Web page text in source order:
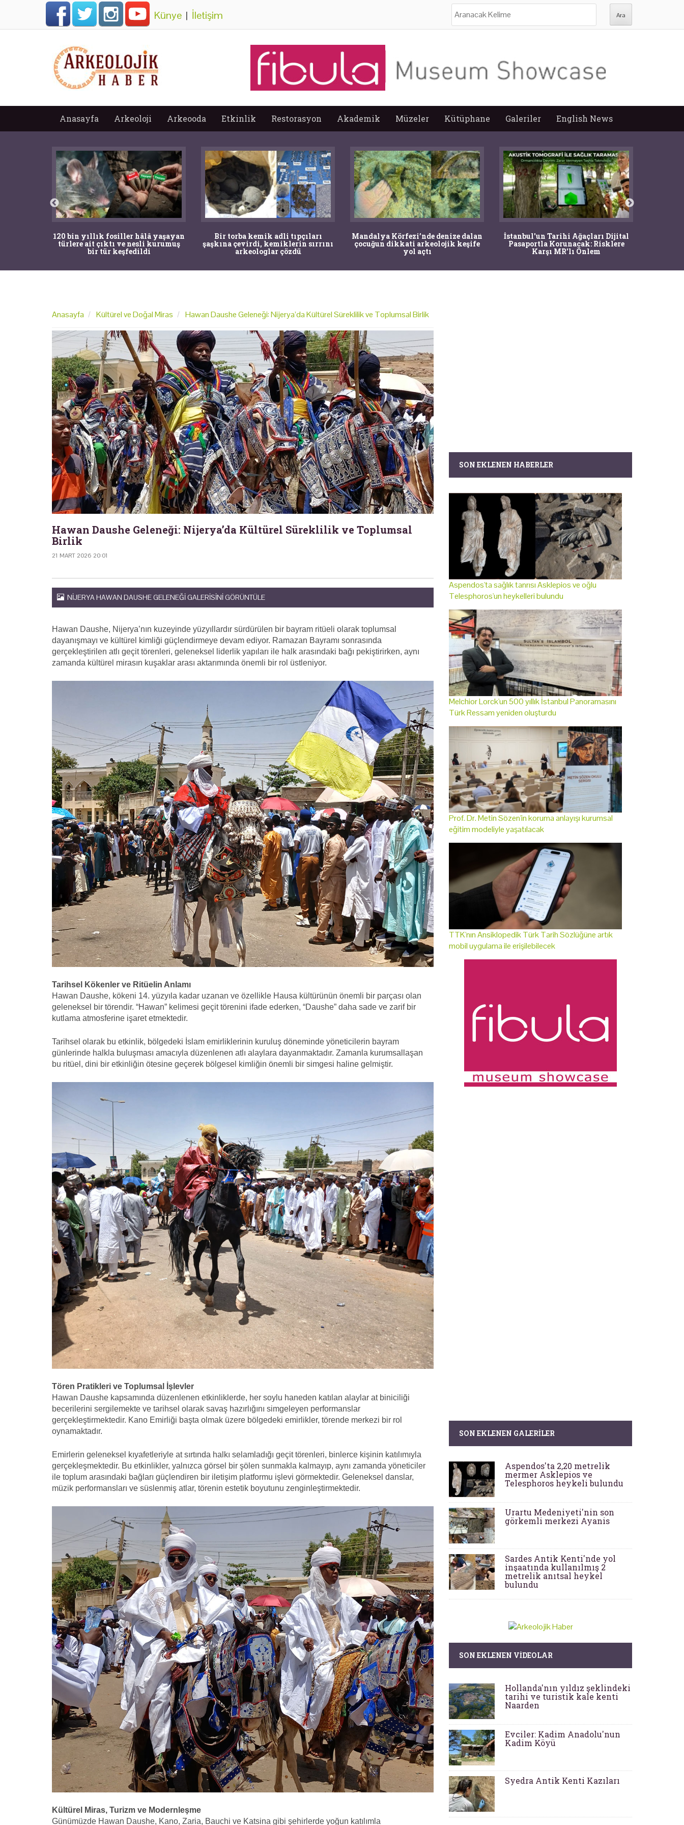
Künye | İletişim
Anasayfa Arkeoloji Arkeooda Etkinlik Restorasyon Akademik Müzeler Kütüphane Galeriler English News
120 bin yıllık fosiller hâlâ yaşayan
türlere ait çıktı ve nesli kurumuş
bir tür keşfedildi
Bir torba kemik adli tıpçıları
şaşkına çevirdi, kemiklerin sırrını
arkeologlar çözdü
Mandalya Körfezi’nde denize dalan
çocuğun dikkati arkeolojik keşife
yol açtı
İstanbul'un Tarihi Ağaçları Dijital
Pasaportla Korunacak: Risklere
Karşı MR'lı Önlem
Anasayfa Kültürel ve Doğal Miras Hawan Daushe Geleneği: Nijerya’da Kültürel Süreklilik ve Toplumsal Birlik
Hawan Daushe Geleneği: Nijerya’da Kültürel Süreklilik ve Toplumsal
Birlik
21 MART 2026 20:01
NIJERYA HAWAN DAUSHE GELENEĞI GALERISINI GÖRÜNTÜLE
Hawan Daushe, Nijerya’nın kuzeyinde yüzyıllardır sürdürülen bir bayram ritüeli olarak toplumsal
dayanışmayı ve kültürel kimliği güçlendirmeye devam ediyor. Ramazan Bayramı sonrasında
gerçekleştirilen atlı geçit törenleri, geleneksel liderlik yapıları ile halk arasındaki bağı pekiştirirken, aynı
zamanda kültürel mirasın kuşaklar arası aktarımında önemli bir rol üstleniyor.
Tarihsel Kökenler ve Ritüelin Anlamı
Hawan Daushe, kökeni 14. yüzyıla kadar uzanan ve özellikle Hausa kültürünün önemli bir parçası olan
geleneksel bir törendir. “Hawan” kelimesi geçit törenini ifade ederken, “Daushe” daha sade ve zarif bir
kutlama atmosferine işaret etmektedir.
Tarihsel olarak bu etkinlik, bölgedeki İslam emirliklerinin kuruluş döneminde yöneticilerin bayram
günlerinde halkla buluşması amacıyla düzenlenen atlı alaylara dayanmaktadır. Zamanla kurumsallaşan
bu ritüel, dini bir etkinliğin ötesine geçerek bölgesel kimliğin önemli bir simgesi haline gelmiştir.
Tören Pratikleri ve Toplumsal İşlevler
Hawan Daushe kapsamında düzenlenen etkinliklerde, her soylu haneden katılan alaylar at biniciliği
becerilerini sergilemekte ve tarihsel olarak savaş hazırlığını simgeleyen performanslar
gerçekleştirmektedir. Kano Emirliği başta olmak üzere bölgedeki emirlikler, törende merkezi bir rol
oynamaktadır.
Emirlerin geleneksel kıyafetleriyle at sırtında halkı selamladığı geçit törenleri, binlerce kişinin katılımıyla
gerçekleşmektedir. Bu etkinlikler, yalnızca görsel bir şölen sunmakla kalmayıp, aynı zamanda yöneticiler
ile toplum arasındaki bağları güçlendiren bir iletişim platformu işlevi görmektedir. Geleneksel danslar,
müzik performansları ve süslenmiş atlar, törenin estetik boyutunu zenginleştirmektedir.
Kültürel Miras, Turizm ve Modernleşme
Günümüzde Hawan Daushe, Kano, Zaria, Bauchi ve Katsina gibi şehirlerde yoğun katılımla
SON EKLENEN HABERLER
Aspendos'ta sağlık tanrısı Asklepios ve oğlu
Telesphoros'un heykelleri bulundu
Melchior Lorck'un 500 yıllık İstanbul Panoramasını
Türk Ressam yeniden oluşturdu
Prof. Dr. Metin Sözen'in koruma anlayışı kurumsal
eğitim modeliyle yaşatılacak
TTK'nın Ansiklopedik Türk Tarih Sözlüğüne artık
mobil uygulama ile erişilebilecek
SON EKLENEN GALERILER
Aspendos'ta 2,20 metrelik
mermer Asklepios ve
Telesphoros heykeli bulundu
Urartu Medeniyeti'nin son
görkemli merkezi Ayanis
Sardes Antik Kenti'nde yol
inşaatında kullanılmış 2
metrelik anıtsal heykel
bulundu
SON EKLENEN VIDEOLAR
Hollanda'nın yıldız şeklindeki
tarihi ve turistik kale kenti
Naarden
Evciler: Kadim Anadolu'nun
Kadim Köyü
Syedra Antik Kenti Kazıları